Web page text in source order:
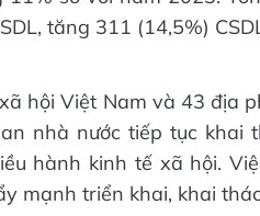
tăng 311 (14,5%)
hội Việt Nam và 43 địa
nhà nước tiếp tục khai
hành kinh tế xã hội.
mạnh triển khai, khai